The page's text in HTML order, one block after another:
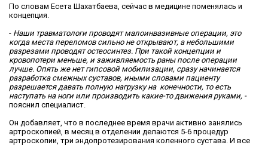
По словам Есета Шахатбаева, сейчас в медицине поменялась и
концепция.
- Наши травматологи проводят малоинвазивные операции, это
когда места переломов сильно не открывают, а небольшими
разрезами проводят остеосинтез. При такой концепции и
кровопотери меньше, и заживляемость раны после операции
лучше. Опять же нет гипсовой мобилизации, сразу начинается
разработка смежных суставов, иными словами пациенту
разрешается давать полную нагрузку на конечности, то есть
наступать на ноги или производить какие-то движения руками, -
пояснил специалист.
Он добавляет, что в последнее время врачи активно занялись
артроскопией, в месяц в отделении делаются 5-6 процедур
артроскопии, три эндопротезирования коленного сустава. И все